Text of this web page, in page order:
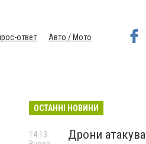
ответ
Авто / Мото
ОСТАННІ НОВИНИ
Дрони
14:13